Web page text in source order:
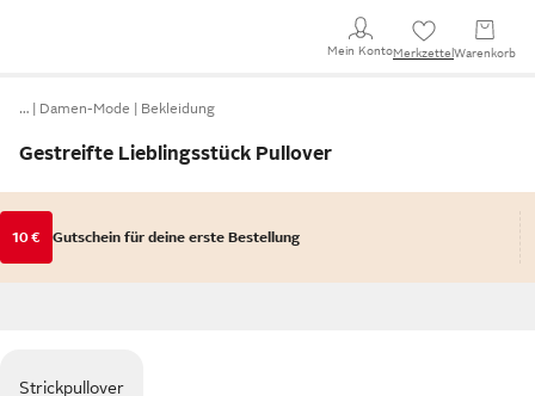
Mein KontoMerkzettel Warenkorb
… Damen-Mode Bekleidung
Gestreifte Lieblingsstück Pullover
10 € Gutschein für deine erste Bestellung
Strickpullover